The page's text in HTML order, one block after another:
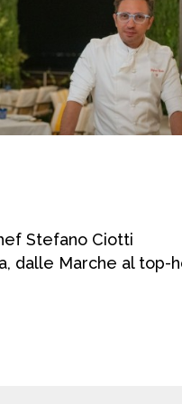
Stefano Ciotti
dalle Marche al top-